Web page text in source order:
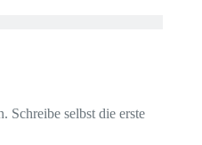
Schreibe selbst die erste